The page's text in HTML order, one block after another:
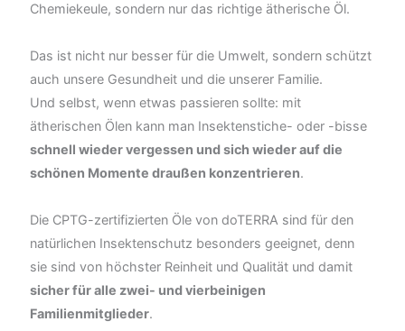
Chemiekeule, sondern nur das richtige ätherische Öl.
Das ist nicht nur besser für die Umwelt, sondern schützt
auch unsere Gesundheit und die unserer Familie.
Und selbst, wenn etwas passieren sollte: mit
ätherischen Ölen kann man Insektenstiche- oder -bisse
schnell wieder vergessen und sich wieder auf die
schönen Momente draußen konzentrieren.
Die CPTG-zertifizierten Öle von doTERRA sind für den
natürlichen Insektenschutz besonders geeignet, denn
sie sind von höchster Reinheit und Qualität und damit
sicher für alle zwei- und vierbeinigen
Familienmitglieder.